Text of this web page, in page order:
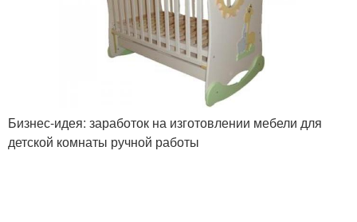
Бизнес-идея: заработок на изготовлении мебели для
детской комнаты ручной работы